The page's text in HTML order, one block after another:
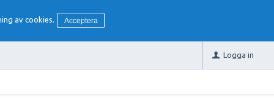
av cookies. Acceptera
Logga in